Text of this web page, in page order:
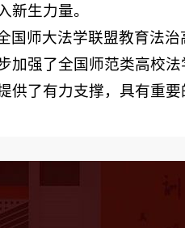
新生力量。
国师大法学联盟教育法
加强了全国师范类高校
供了有力支撑，具有重要